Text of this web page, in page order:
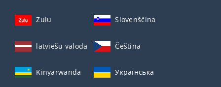
Zulu Slovenščina
latviešu valoda Čeština
Kinyarwanda Українська